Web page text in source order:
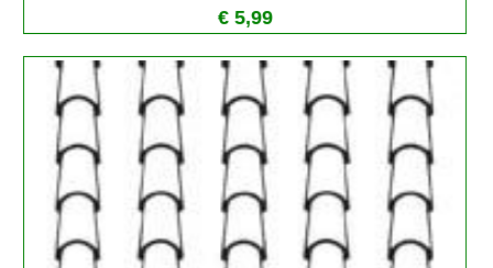
€ 5,99